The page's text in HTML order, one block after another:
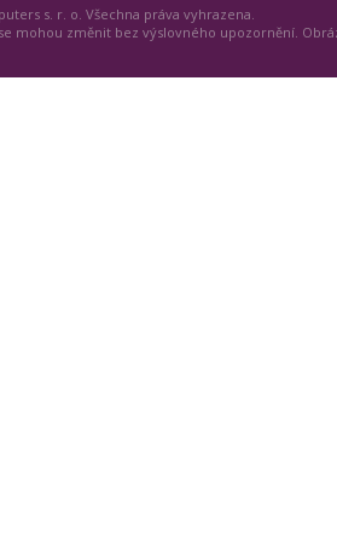
s. r. o. Všechna práva vyhrazena.
mohou změnit bez výslovného upozornění.